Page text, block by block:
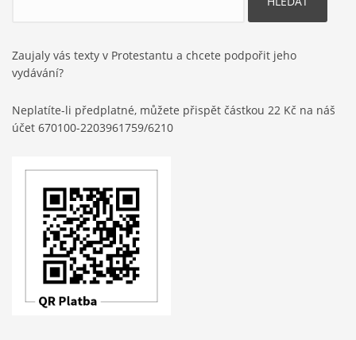
Zaujaly vás texty v Protestantu a chcete podpořit jeho
vydávání?
Neplatíte-li předplatné, můžete přispět částkou 22 Kč na náš
účet 670100-2203961759/6210